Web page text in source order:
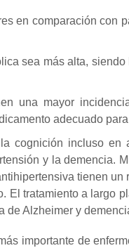
en comparación con
sea más alta,
una mayor
adecuado
cognición incluso en
y la demencia.
tienen
El tratamiento a largo
de Alzheimer y
importante de